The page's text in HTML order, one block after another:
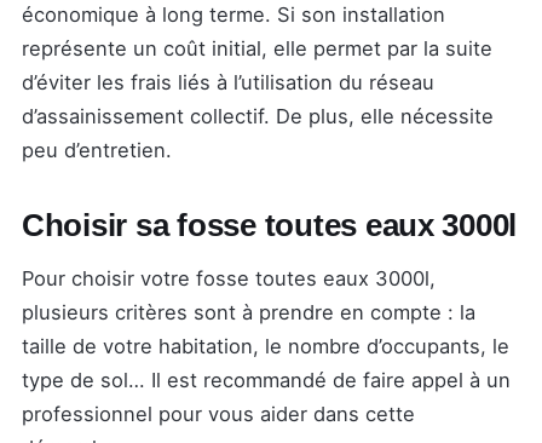
économique à long terme. Si son installation
représente un coût initial, elle permet par la suite
d’éviter les frais liés à l’utilisation du réseau
d’assainissement collectif. De plus, elle nécessite
peu d’entretien.
Choisir sa fosse toutes eaux 3000l
Pour choisir votre fosse toutes eaux 3000l,
plusieurs critères sont à prendre en compte : la
taille de votre habitation, le nombre d’occupants, le
type de sol… Il est recommandé de faire appel à un
professionnel pour vous aider dans cette